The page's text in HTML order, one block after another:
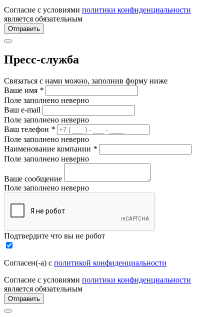
Согласие с условиями политики конфиденциальности
является обязательным
Отправить
Пресс-служба
Связаться с нами можно, заполнив форму ниже
Ваше имя *
Поле заполнено неверно
Ваш e-mail
Поле заполнено неверно
Ваш телефон *
Поле заполнено неверно
Наименование компании *
Поле заполнено неверно
Ваше сообщение
Поле заполнено неверно
Подтвердите что вы не робот
Согласен(-а) с политикой конфиденциальности
Согласие с условиями политики конфиденциальности
является обязательным
Отправить